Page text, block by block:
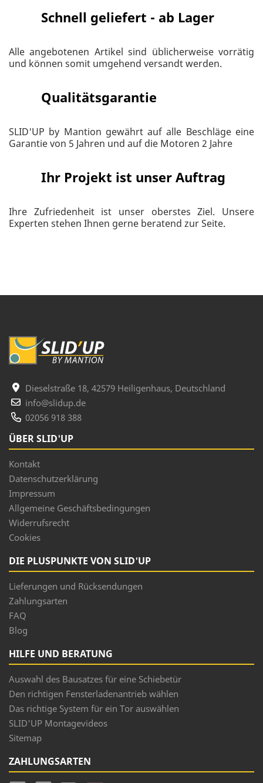
Schnell geliefert - ab Lager
Alle angebotenen Artikel sind üblicherweise vorrätig
und können somit umgehend versandt werden.
Qualitätsgarantie
SLID'UP by Mantion gewährt auf alle Beschläge eine
Garantie von 5 Jahren und auf die Motoren 2 Jahre
Ihr Projekt ist unser Auftrag
Ihre Zufriedenheit ist unser oberstes Ziel. Unsere
Experten stehen Ihnen gerne beratend zur Seite.
Dieselstraße 18, 42579 Heiligenhaus, Deutschland
info@slidup.de
02056 918 388
ÜBER SLID'UP
Kontakt
Datenschutzerklärung
Impressum
Allgemeine Geschäftsbedingungen
Widerrufsrecht
Cookies
DIE PLUSPUNKTE VON SLID'UP
Lieferungen und Rücksendungen
Zahlungsarten
FAQ
Blog
HILFE UND BERATUNG
Auswahl des Bausatzes für eine Schiebetür
Den richtigen Fensterladenantrieb wählen
Das richtige System für ein Tor auswählen
SLID'UP Montagevideos
Sitemap
ZAHLUNGSARTEN